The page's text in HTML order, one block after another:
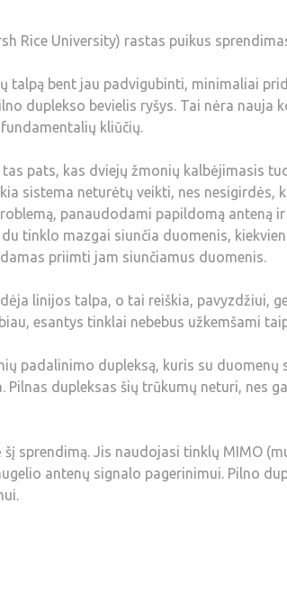
Rice University) rastas puikus
talpą bent jau padvigubinti, minimaliai
duplekso bevielis ryšys. Tai nėra nauja
kliūčių.
pats, kas dviejų žmonių kalbėjimasis
sistema neturėtų veikti, nes nesigirdės,
panaudodami papildomą anteną
tinklo mazgai siunčia duomenis,
priimti jam siunčiamus duomenis.
linijos talpa, o tai reiškia, pavyzdžiui,
esantys tinklai nebebus užkemšami
padalinimo dupleksą, kuris su
Pilnas dupleksas šių trūkumų neturi, nes
šį sprendimą. Jis naudojasi tinklų MIMO
antenų signalo pagerinimui. Pilno